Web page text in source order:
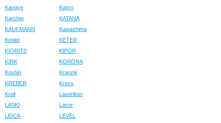
Kangye
Kapro
Karcher
KATANA
KAUFMANN
Kawashima
Kepler
KETER
KIORITS
KIPOR
KIRK
KORONA
Koshin
Kranzle
KREBER
Kress
Kroll
Laserliner
LASKI
Lavor
LEICA
LEVEL